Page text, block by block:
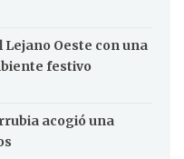
Oeste con una
festivo
acogió una